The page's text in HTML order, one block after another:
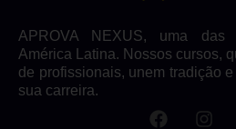
APROVA NEXUS, uma das
América Latina. Nossos cursos,
de profissionais, unem tradição
sua carreira.